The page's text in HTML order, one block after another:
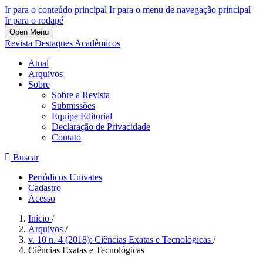
Ir para o conteúdo principal Ir para o menu de navegação principal
Ir para o rodapé
Open Menu
Revista Destaques Acadêmicos
Atual
Arquivos
Sobre
Sobre a Revista
Submissões
Equipe Editorial
Declaração de Privacidade
Contato
Buscar
Periódicos Univates
Cadastro
Acesso
Início /
Arquivos /
v. 10 n. 4 (2018): Ciências Exatas e Tecnológicas /
Ciências Exatas e Tecnológicas